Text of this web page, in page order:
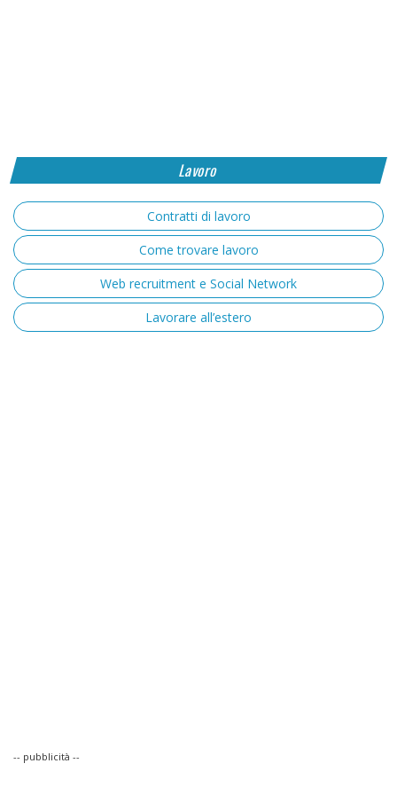
Lavoro
Contratti di lavoro
Come trovare lavoro
Web recruitment e Social Network
Lavorare all’estero
-- pubblicità --